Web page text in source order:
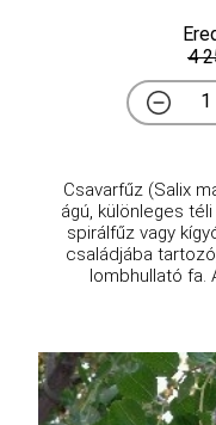
4
Csavarfűz (Salix
ágú, különleges
spirálfűz vagy
családjába
lombhullató fa.